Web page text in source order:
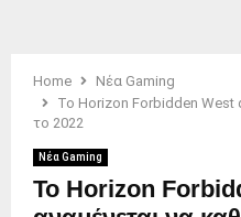
Home
Νέα Gaming
Το Horizon Forbidden West
το 2022
Νέα Gaming
Το Horizon